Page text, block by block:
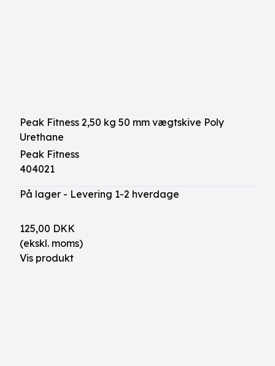
Peak Fitness 2,50 kg 50 mm vægtskive Poly
Urethane
Peak Fitness
404021
På lager - Levering 1-2 hverdage
125,00 DKK
(ekskl. moms)
Vis produkt